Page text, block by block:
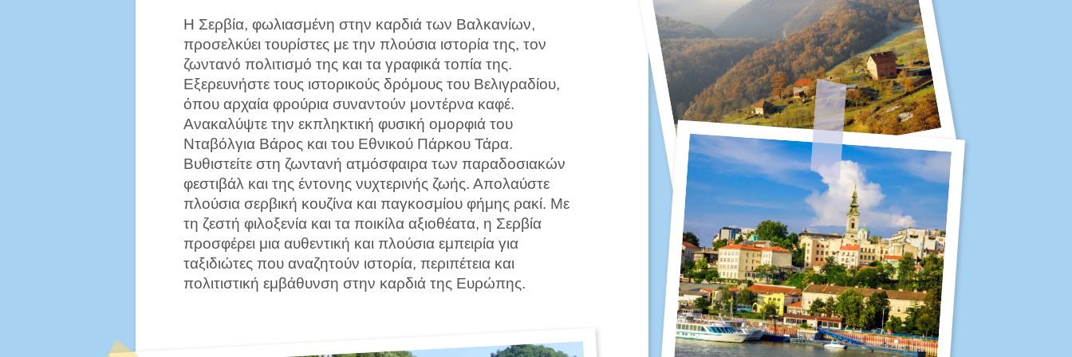
Η Σερβία, φωλιασμένη στην καρδιά των Βαλκανίων,
προσελκύει τουρίστες με την πλούσια ιστορία της, τον
ζωντανό πολιτισμό της και τα γραφικά τοπία της.
Εξερευνήστε τους ιστορικούς δρόμους του Βελιγραδίου,
όπου αρχαία φρούρια συναντούν μοντέρνα καφέ.
Ανακαλύψτε την εκπληκτική φυσική ομορφιά του
Νταβόλγια Βάρος και του Εθνικού Πάρκου Τάρα.
Βυθιστείτε στη ζωντανή ατμόσφαιρα των παραδοσιακών
φεστιβάλ και της έντονης νυχτερινής ζωής. Απολαύστε
πλούσια σερβική κουζίνα και παγκοσμίου φήμης ρακί. Με
τη ζεστή φιλοξενία και τα ποικίλα αξιοθέατα, η Σερβία
προσφέρει μια αυθεντική και πλούσια εμπειρία για
ταξιδιώτες που αναζητούν ιστορία, περιπέτεια και
πολιτιστική εμβάθυνση στην καρδιά της Ευρώπης.